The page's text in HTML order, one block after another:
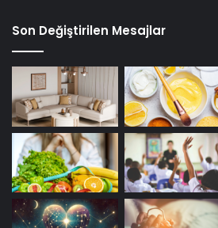
Son Değiştirilen Mesajlar